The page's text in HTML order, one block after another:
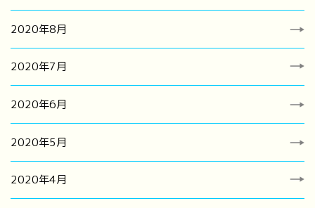
2020年8月
2020年7月
2020年6月
2020年5月
2020年4月